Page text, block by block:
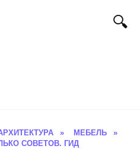
» МЕБЕЛЬ
»
СОВЕТОВ. ГИД